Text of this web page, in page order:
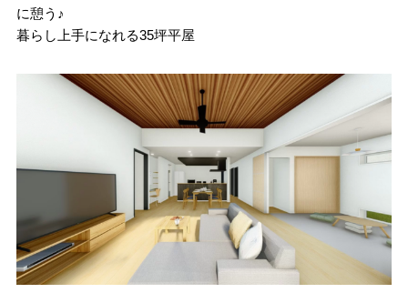
に憩う♪
暮らし上手になれる35坪平屋